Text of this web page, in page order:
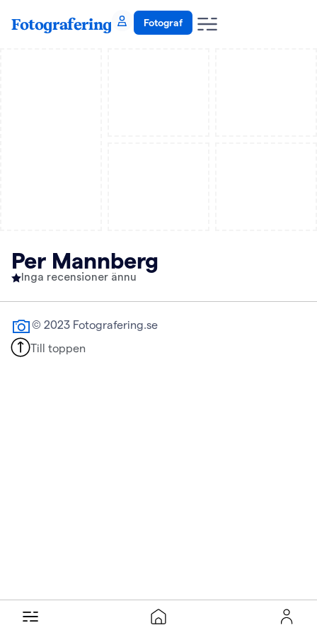
Fotografering Fotograf
Per Mannberg
Inga recensioner ännu
© 2023 Fotografering.se
Till toppen